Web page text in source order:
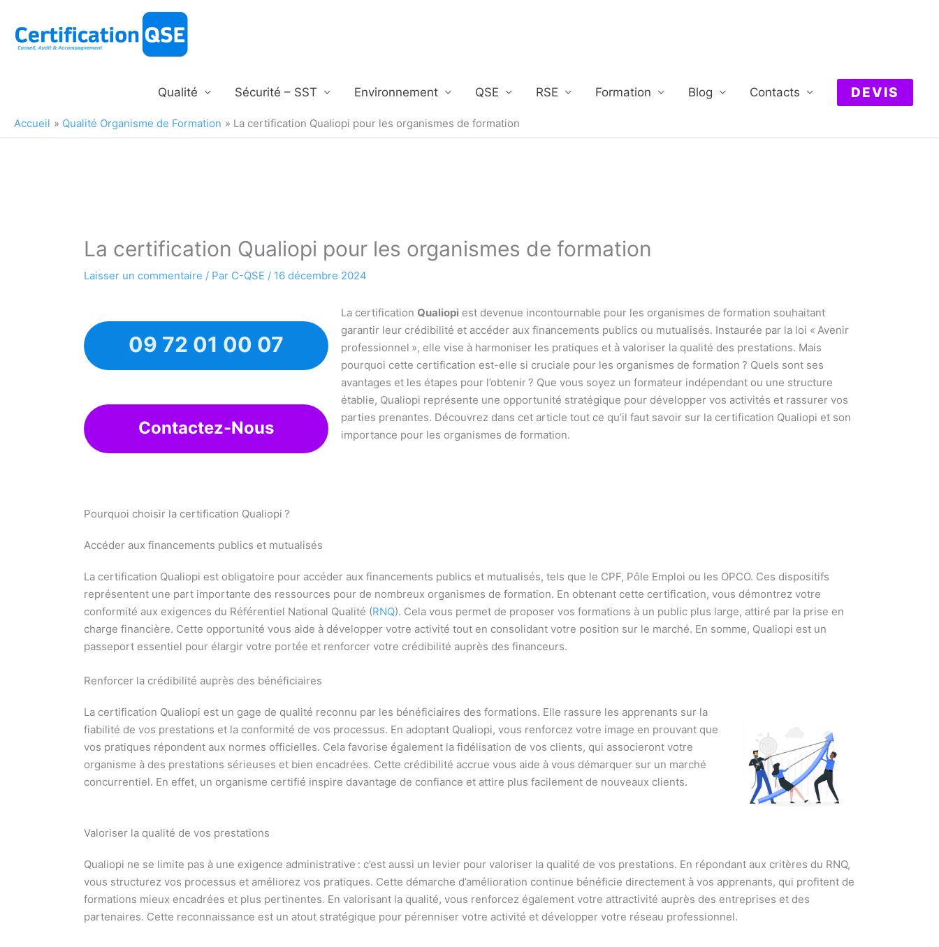
contenu
Qualité Sécurité – SST Environnement QSE RSE Formation Blog Contacts DEVIS
Accueil Qualité Organisme de Formation La certification Qualiopi pour les organismes de formation
La certification Qualiopi pour les organismes de formation
Laisser un commentaire / Par C-QSE / 16 décembre 2024
09 72 01 00 07
Contactez-Nous
La certification Qualiopi est devenue incontournable pour les organismes de formation souhaitant
garantir leur crédibilité et accéder aux financements publics ou mutualisés. Instaurée par la loi « Avenir
professionnel », elle vise à harmoniser les pratiques et à valoriser la qualité des prestations. Mais
pourquoi cette certification est-elle si cruciale pour les organismes de formation ? Quels sont ses
avantages et les étapes pour l’obtenir ? Que vous soyez un formateur indépendant ou une structure
établie, Qualiopi représente une opportunité stratégique pour développer vos activités et rassurer vos
parties prenantes. Découvrez dans cet article tout ce qu’il faut savoir sur la certification Qualiopi et son
importance pour les organismes de formation.
Pourquoi choisir la certification Qualiopi ?
Accéder aux financements publics et mutualisés
La certification Qualiopi est obligatoire pour accéder aux financements publics et mutualisés, tels que le CPF, Pôle Emploi ou les OPCO. Ces dispositifs
représentent une part importante des ressources pour de nombreux organismes de formation. En obtenant cette certification, vous démontrez votre
conformité aux exigences du Référentiel National Qualité (RNQ). Cela vous permet de proposer vos formations à un public plus large, attiré par la prise en
charge financière. Cette opportunité vous aide à développer votre activité tout en consolidant votre position sur le marché. En somme, Qualiopi est un
passeport essentiel pour élargir votre portée et renforcer votre crédibilité auprès des financeurs.
Renforcer la crédibilité auprès des bénéficiaires
La certification Qualiopi est un gage de qualité reconnu par les bénéficiaires des formations. Elle rassure les apprenants sur la
fiabilité de vos prestations et la conformité de vos processus. En adoptant Qualiopi, vous renforcez votre image en prouvant que
vos pratiques répondent aux normes officielles. Cela favorise également la fidélisation de vos clients, qui associeront votre
organisme à des prestations sérieuses et bien encadrées. Cette crédibilité accrue vous aide à vous démarquer sur un marché
concurrentiel. En effet, un organisme certifié inspire davantage de confiance et attire plus facilement de nouveaux clients.
Valoriser la qualité de vos prestations
Qualiopi ne se limite pas à une exigence administrative : c’est aussi un levier pour valoriser la qualité de vos prestations. En répondant aux critères du RNQ,
vous structurez vos processus et améliorez vos pratiques. Cette démarche d’amélioration continue bénéficie directement à vos apprenants, qui profitent de
formations mieux encadrées et plus pertinentes. En valorisant la qualité, vous renforcez également votre attractivité auprès des entreprises et des
partenaires. Cette reconnaissance est un atout stratégique pour pérenniser votre activité et développer votre réseau professionnel.